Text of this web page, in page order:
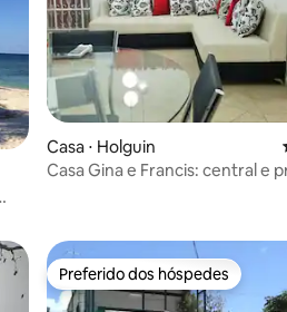
Casa ⋅ Holguin
Casa Gina e Francis: central e
Preferido dos hóspedes
Preferido dos hóspedes